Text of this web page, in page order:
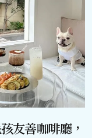
友善咖啡廳，